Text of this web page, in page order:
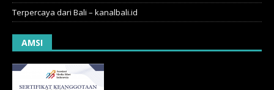
Terpercaya dari Bali – kanalbali.id
AMSI